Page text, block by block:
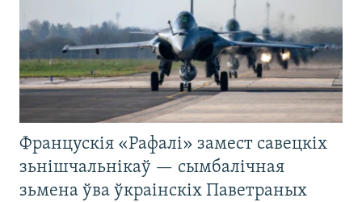
Францускія «Рафалі» замест савецкіх
зьнішчальнікаў — сымбалічная
зьмена ўва ўкраінскіх Паветраных